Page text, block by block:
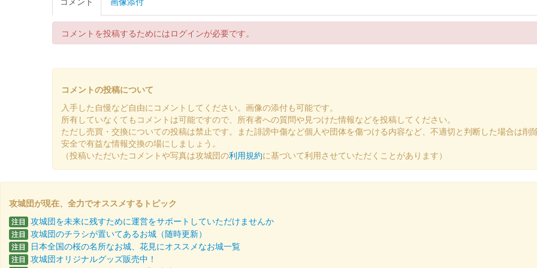
コメントを投稿するためにはログインが必要です。
コメントの投稿について
入手した自慢など自由にコメントしてください。画像の添付も可能です。
所有していなくてもコメントは可能ですので、所有者への質問や見つけた情報などを投稿してください。
ただし売買・交換についての投稿は禁止です。また誹謗中傷など個人や団体を傷つける内容など、不適切と判断した場合は削
安全で有益な情報交換の場にしましょう。
（投稿いただいたコメントや写真は攻城団の利用規約に基づいて利用させていただくことがあります）
攻城団が現在、全力でオススメするトピック
注目 攻城団を未来に残すために運営をサポートしていただけませんか
注目 攻城団のチラシが置いてあるお城（随時更新）
注目 日本全国の桜の名所なお城、花見にオススメなお城一覧
注目 攻城団オリジナルグッズ販売中！